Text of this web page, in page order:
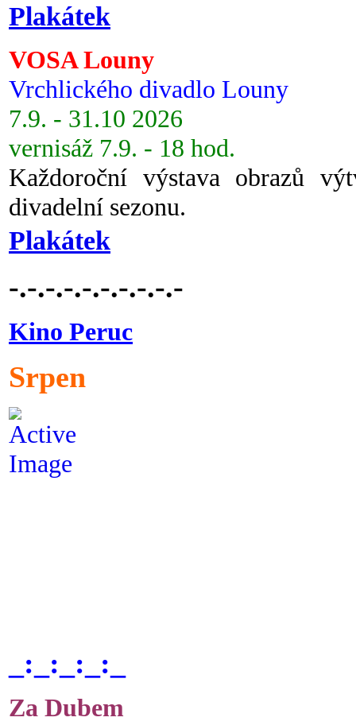
Plakátek
VOSA Louny
Vrchlického divadlo Louny
7.9. - 31.10 2026
vernisáž 7.9. - 18 hod.
Každoroční výstava obrazů
divadelní sezonu.
Plakátek
-.-.-.-.-.-.-.-.-.-
Kino Peruc
Srpen
_:_:_:_:_
Za Dubem